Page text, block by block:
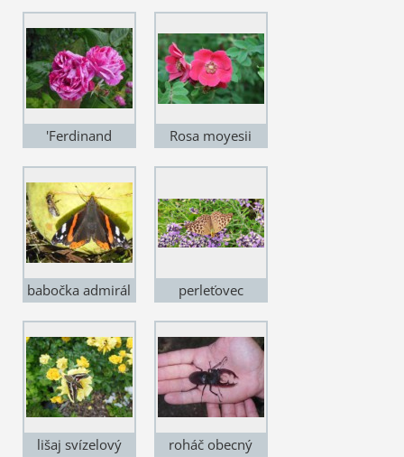
'Ferdinand
Rosa moyesii
babočka admirál
perleťovec
samička formy
valesina
lišaj svízelový roháč obecný